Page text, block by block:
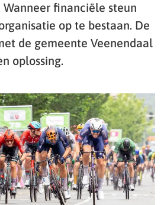
financiële steun
op te bestaan. De
de gemeente Veenendaal
oplossing.